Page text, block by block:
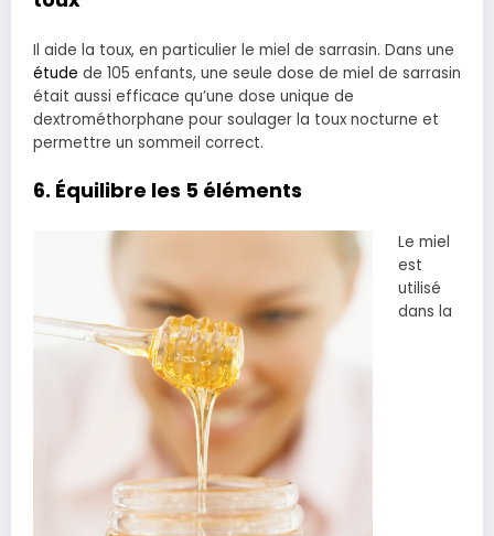
Il aide la toux, en particulier le miel de sarrasin. Dans une
étude de 105 enfants, une seule dose de miel de sarrasin
était aussi efficace qu’une dose unique de
dextrométhorphane pour soulager la toux nocturne et
permettre un sommeil correct.
6. Équilibre les 5 éléments
Le miel
est
utilisé
dans la